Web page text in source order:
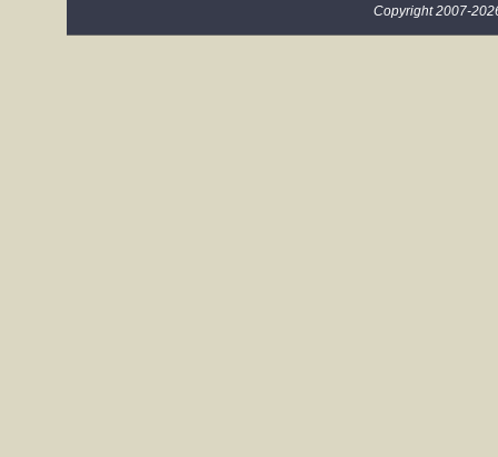
Copyright 2007-